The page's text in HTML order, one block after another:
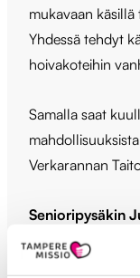
mukavaan käsillä
Yhdessä tehdyt
hoivakoteihin
Samalla saat
Verkarannan
Senioripysäkin
Arkihuolet kaikki
Juttelutupaan,